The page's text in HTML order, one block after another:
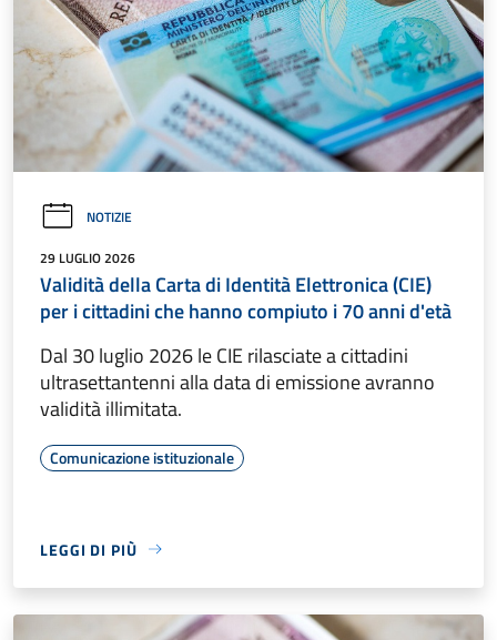
NOTIZIE
29 LUGLIO 2026
Validità della Carta di Identità Elettronica (CIE)
per i cittadini che hanno compiuto i 70 anni d'età
Dal 30 luglio 2026 le CIE rilasciate a cittadini
ultrasettantenni alla data di emissione avranno
validità illimitata.
Comunicazione istituzionale
LEGGI DI PIÙ